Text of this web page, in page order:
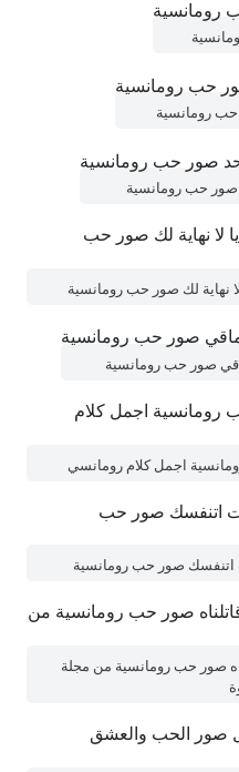
رومانسية
صور حب رومانسية
نهاية لك صور حب رومانسية
صور حب رومانسية
اجمل كلام رومانسي
اتنفسك صور حب رومانسية
صور حب رومانسية من مجلة